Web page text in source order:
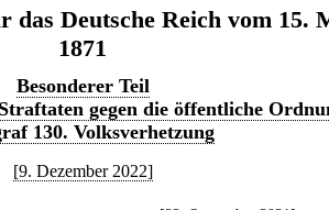
das Deutsche Reich vom 15.
1871
Besonderer Teil
gegen die öffentliche
130. Volksverhetzung
[9. Dezember 2022]